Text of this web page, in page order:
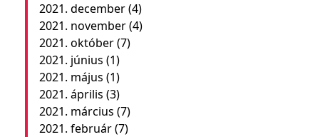
2021. december(4)
2021. november(4)
2021. október(7)
2021. június (1)
2021. május (1)
2021. április (3)
2021. március (7)
2021. február(7)